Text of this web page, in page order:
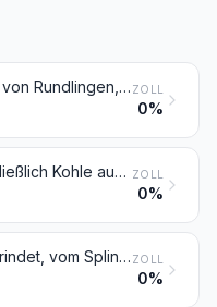
Brennholz in Form von Rundlingen, Scheiten, Zweigen, Reisigbündeln oder ähnlichen Formen; Holz in Form von Plättchen oder Schnitzeln; Sägespäne, Holzabfälle und Holzausschuss, auch zu Pellets, Briketts, Scheiten oder ähnlichen Formen zusammengepresst ZOLL
0%
Holzkohle (einschließlich Kohle aus Schalen oder Nüssen), auch zusammengepresst ZOLL
0%
Rohholz, auch entrindet, vom Splint befreit oder zwei- oder vierseitig grob zugerichtet ZOLL
0%